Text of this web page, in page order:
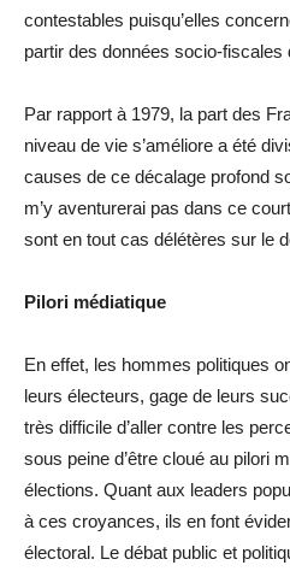
contestables puisqu’elles
partir des données socio-fiscales
Par rapport à 1979, la part des
niveau de vie s’améliore a été
causes de ce décalage profond
m’y aventurerai pas dans ce
sont en tout cas délétères sur le
Pilori médiatique
En effet, les hommes politiques
leurs électeurs, gage de leurs
très difficile d’aller contre les
sous peine d’être cloué au pilori
élections. Quant aux leaders
à ces croyances, ils en font
électoral. Le débat public et